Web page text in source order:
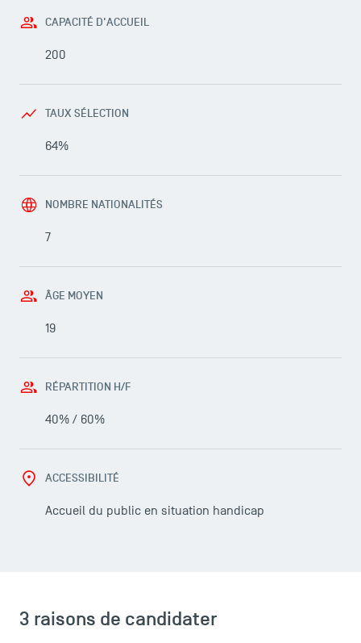
Le corps professoral
Campus tour
CAPACITÉ D'ACCUEIL
200
TAUX SÉLECTION
64%
NOMBRE NATIONALITÉS
7
ÂGE MOYEN
19
RÉPARTITION H/F
40% / 60%
ACCESSIBILITÉ
Accueil du public en situation handicap
3 raisons de candidater